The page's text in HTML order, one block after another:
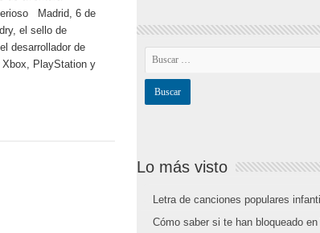
Madrid, 6 de
el sello de
desarrollador de
Xbox, PlayStation y
Lo más visto
Letra de canciones populares
Cómo saber si te han bloqueado